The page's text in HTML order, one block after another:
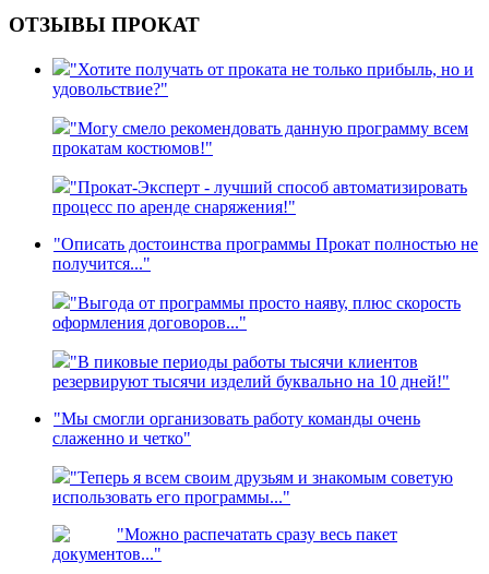
ОТЗЫВЫ ПРОКАТ
"Хотите получать от проката не только прибыль, но и
удовольствие?"
"Могу смело рекомендовать данную программу всем
прокатам костюмов!"
"Прокат-Эксперт - лучший способ автоматизировать
процесс по аренде снаряжения!"
"Описать достоинства программы Прокат полностью не
получится..."
"Выгода от программы просто наяву, плюс скорость
оформления договоров..."
"В пиковые периоды работы тысячи клиентов
резервируют тысячи изделий буквально на 10 дней!"
"Мы смогли организовать работу команды очень
слаженно и четко"
"Теперь я всем своим друзьям и знакомым советую
использовать его программы..."
"Можно распечатать сразу весь пакет
документов..."